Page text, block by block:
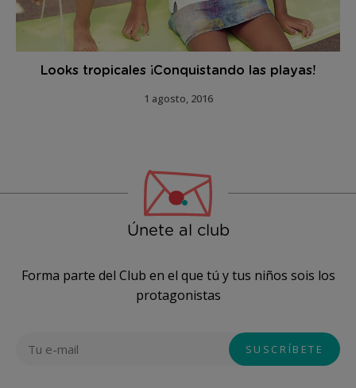
Looks tropicales ¡Conquistando las playas!
1 agosto, 2016
Únete al club
Forma parte del Club en el que tú y tus niños sois los
protagonistas